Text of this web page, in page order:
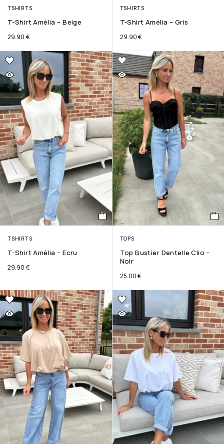
TSHIRTS
T-Shirt Amélia – Beige
29.90 €
TSHIRTS
T-Shirt Amélia – Gris
29.90€
TSHIRTS
T-Shirt Amélia – Ecru
29.90 €
TOPS
Top Bustier Dentelle Clio –
Noir
25.00€